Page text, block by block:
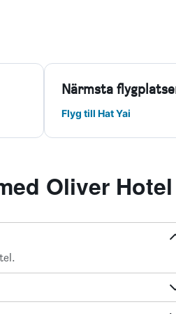
Närmsta
Flyg till Hat Yai
Oliver Hotel